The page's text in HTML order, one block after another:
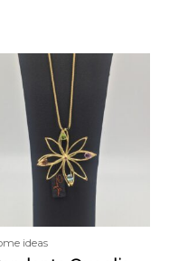
ideas